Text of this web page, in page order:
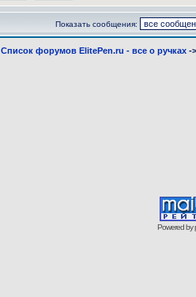
Показать сообщения:
Список форумов ElitePen.ru - все о ручках -
Powered by